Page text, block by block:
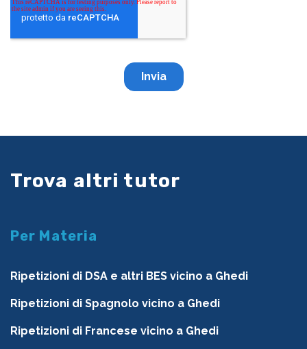
Trova altri tutor
Per Materia
Ripetizioni di DSA e altri BES vicino a Ghedi
Ripetizioni di Spagnolo vicino a Ghedi
Ripetizioni di Francese vicino a Ghedi